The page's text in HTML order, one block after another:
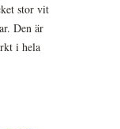
stor vit
Den är
i hela